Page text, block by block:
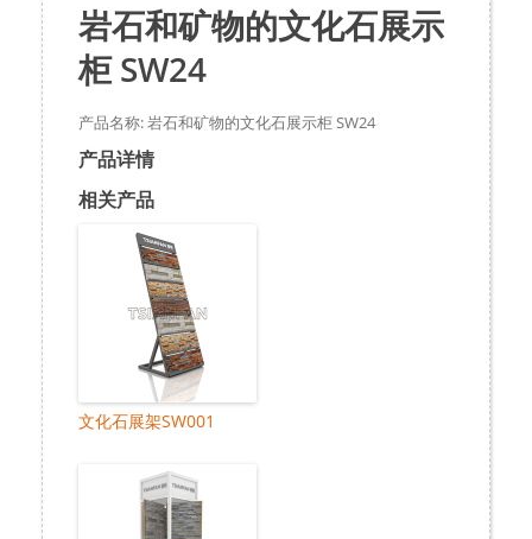
岩石和矿物的文化石展示
柜 SW24
产品名称: 岩石和矿物的文化石展示柜 SW24
产品详情
相关产品
文化石展架SW001